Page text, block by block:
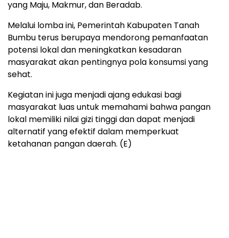
yang Maju, Makmur, dan Beradab.
Melalui lomba ini, Pemerintah Kabupaten Tanah
Bumbu terus berupaya mendorong pemanfaatan
potensi lokal dan meningkatkan kesadaran
masyarakat akan pentingnya pola konsumsi yang
sehat.
Kegiatan ini juga menjadi ajang edukasi bagi
masyarakat luas untuk memahami bahwa pangan
lokal memiliki nilai gizi tinggi dan dapat menjadi
alternatif yang efektif dalam memperkuat
ketahanan pangan daerah. (E)